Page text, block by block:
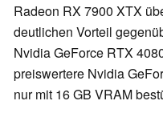
Radeon RX 7900 XTX
deutlichen Vorteil
Nvidia GeForce RTX
preiswertere Nvidia
nur mit 16 GB VRAM